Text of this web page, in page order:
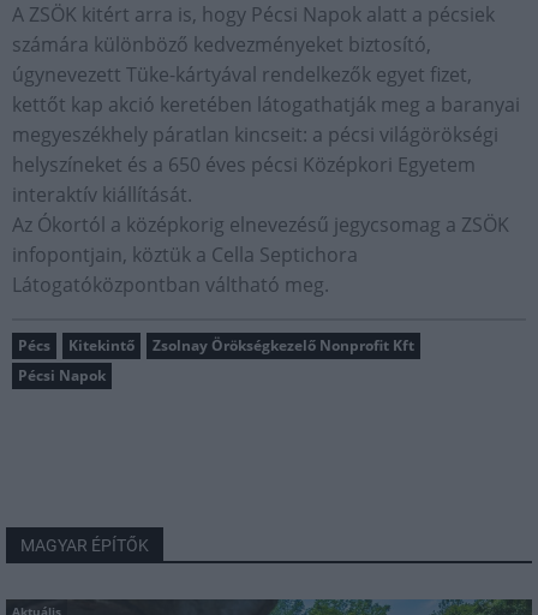
A ZSÖK kitért arra is, hogy Pécsi Napok alatt a pécsiek
számára különböző kedvezményeket biztosító,
úgynevezett Tüke-kártyával rendelkezők egyet fizet,
kettőt kap akció keretében látogathatják meg a baranyai
megyeszékhely páratlan kincseit: a pécsi világörökségi
helyszíneket és a 650 éves pécsi Középkori Egyetem
interaktív kiállítását.
Az Ókortól a középkorig elnevezésű jegycsomag a ZSÖK
infopontjain, köztük a Cella Septichora
Látogatóközpontban váltható meg.
Pécs Kitekintő
Zsolnay Örökségkezelő Nonprofit Kft
Pécsi Napok
MAGYAR ÉPÍTŐK
Aktuális